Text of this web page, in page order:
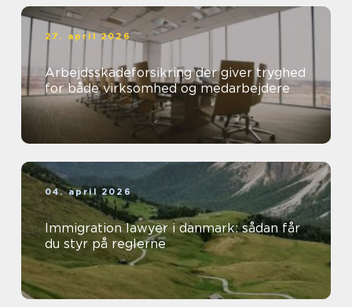
27. april 2026
Arbejdsskadeforsikring der giver tryghed
for både virksomhed og medarbejdere
04. april 2026
Immigration lawyer i danmark: sådan får
du styr på reglerne